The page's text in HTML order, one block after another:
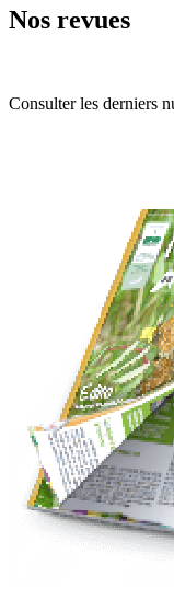
Nos revues
Consulter les derniers